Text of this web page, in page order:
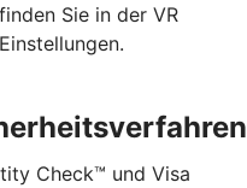
Sie in der VR
Check™ und Visa